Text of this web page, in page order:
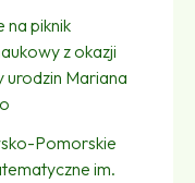
na piknik
z okazji
urodzin Mariana
Pomorskie
im.